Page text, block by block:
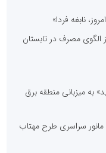
نابغه فردا»
الگوی مصرف در تابستان
به میزبانی منطقه برق
مانور سراسری طرح مهتاب